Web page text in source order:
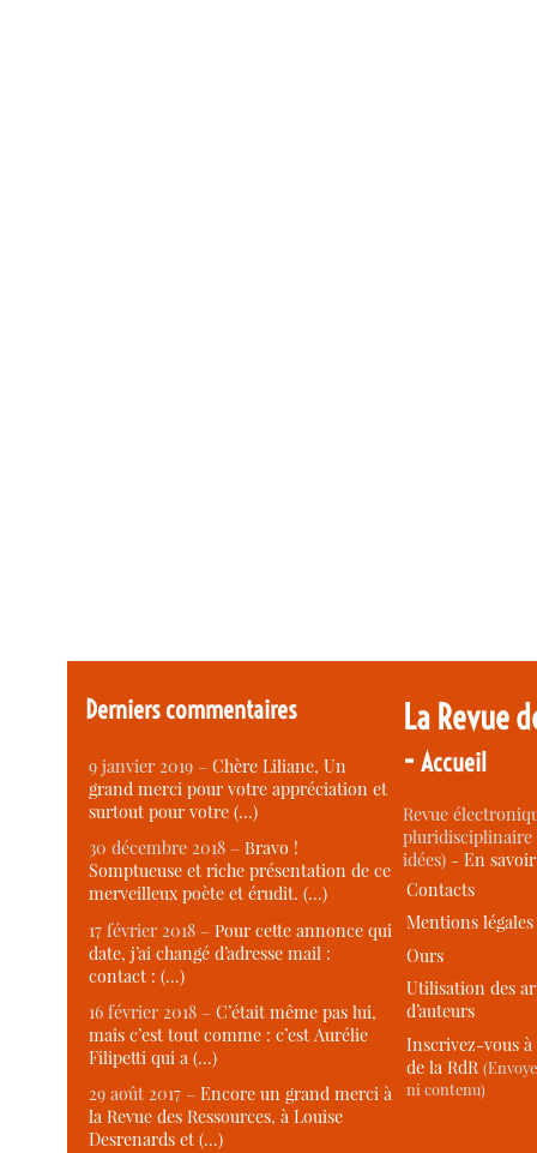
Derniers commentaires
9 janvier 2019 –Chère Liliane, Un
grand merci pour votre appréciation et
surtout pour votre (…)
30 décembre 2018 –Bravo !
Somptueuse et riche présentation de ce
merveilleux poète et érudit. (…)
17 février 2018 –Pour cette annonce qui
date, j’ai changé d’adresse mail :
contact : (…)
16 février 2018 –C’était même pas lui,
mais c’est tout comme : c’est Aurélie
Filipetti qui a (…)
29 août 2017 –Encore un grand merci à
la Revue des Ressources, à Louise
Desrenards et (…)
La Revue
-Accueil
Revue
idées) -En
Contacts
Mentions légales
Ours
Utilisation des
d’auteurs
Inscrivez-vous
de la RdR
ni contenu)